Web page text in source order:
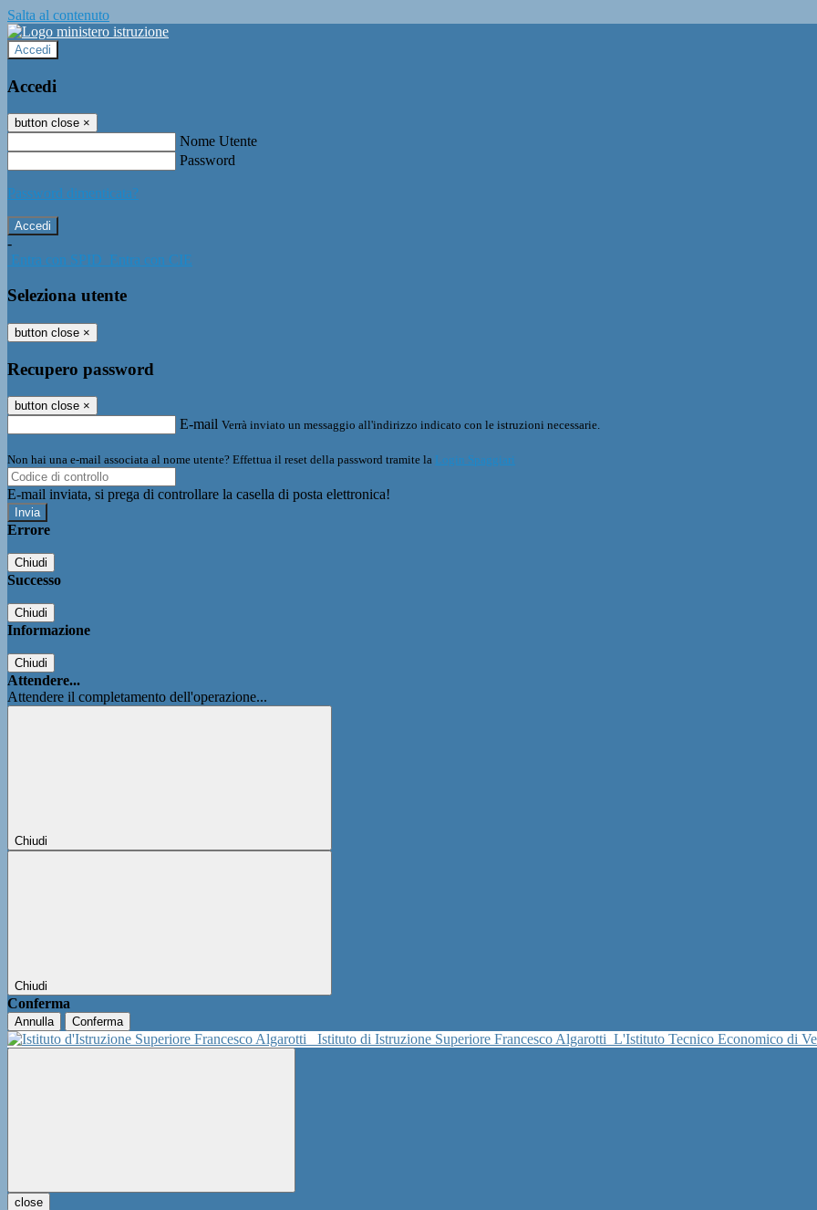
Salta al contenuto
Accedi
Accedi
button close ×
Nome Utente
Password
Password dimenticata?
-
Entra con SPID Entra con CIE
Seleziona utente
button close ×
Recupero password
button close ×
E-mail Verrà inviato un messaggio all'indirizzo indicato con le istruzioni necessarie.
Non hai una e-mail associata al nome utente? Effettua il reset della password tramite la Login Spaggiari
E-mail inviata, si prega di controllare la casella di posta elettronica!
Errore
Chiudi
Successo
Chiudi
Informazione
Chiudi
Attendere...
Attendere il completamento dell'operazione...
Chiudi
Chiudi
Conferma
Annulla Conferma
Istituto di Istruzione Superiore Francesco Algarotti L'Istituto Tecnico Economico di
close